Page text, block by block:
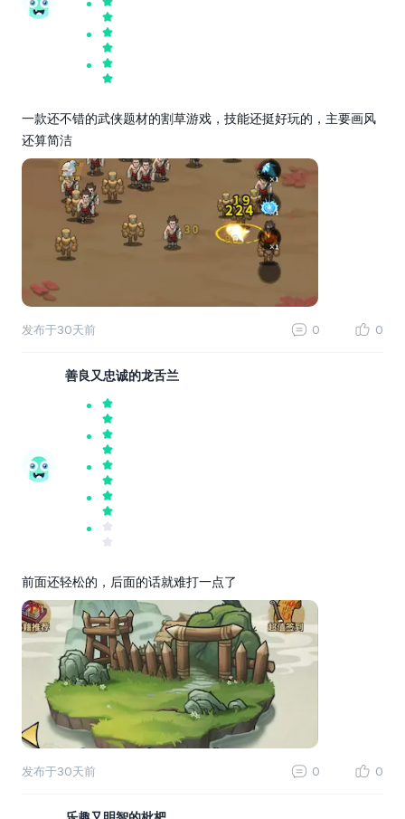
一款还不错的武侠题材的割草游戏，技能还挺好玩的，主要画风
还算简洁
发布于30天前 0 0
善良又忠诚的龙舌兰
前面还轻松的，后面的话就难打一点了
发布于30天前 0 0